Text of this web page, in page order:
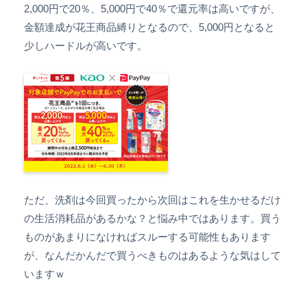
2,000円で20％、5,000円で40％で還元率は高いですが、
金額達成が花王商品縛りとなるので、5,000円となると
少しハードルが高いです。
ただ、洗剤は今回買ったから次回はこれを生かせるだけ
の生活消耗品があるかな？と悩み中ではあります。買う
ものがあまりになければスルーする可能性もあります
が、なんだかんだで買うべきものはあるような気はして
いますｗ